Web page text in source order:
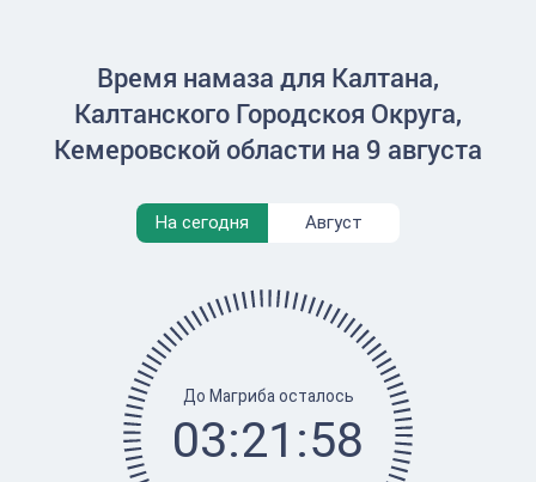
Время намаза для Калтана,
Калтанского Городскоя Округа,
Кемеровской области на 9 августа
На сегодня Август
До Магриба осталось
03:21:58